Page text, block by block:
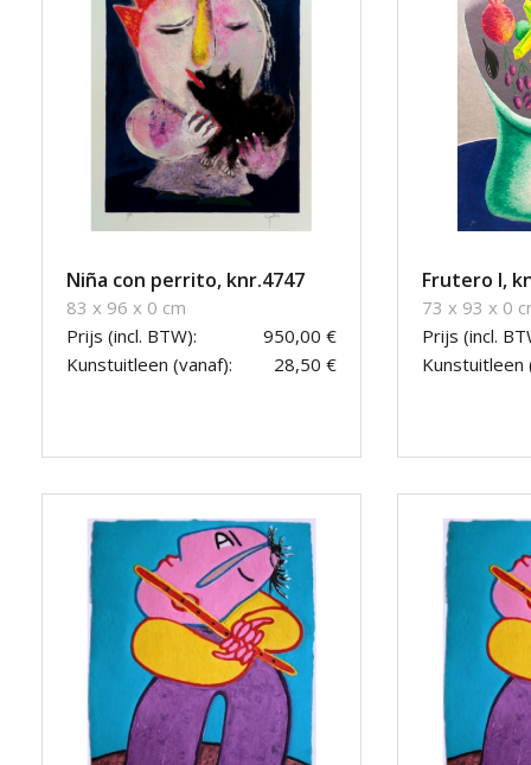
Niña con perrito, knr.4747
83 x 96 x 0 cm
Prijs (incl. BTW):
950,00 €
Kunstuitleen (vanaf):
28,50 €
Frutero I,
73 x 93 x 0
Prijs (incl.
Kunstuitleen